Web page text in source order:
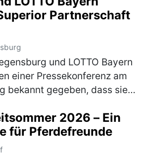
Partnerschaft
und LOTTO Bayern
einer Pressekonferenz am
bekannt gegeben, dass sie
und sehr langjäh…
2026 – Ein
für Pferdefreunde